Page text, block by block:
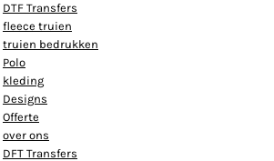
DTF Transfers
fleece truien
truien bedrukken
Polo
kleding
Designs
Offerte
over ons
DFT Transfers